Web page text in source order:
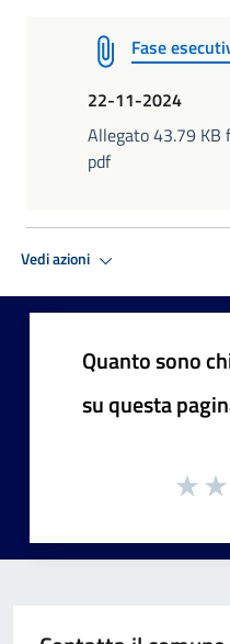
Fase
22-11-2024
Allegato 43.79 KB
pdf
Vedi azioni
Quanto sono
su questa